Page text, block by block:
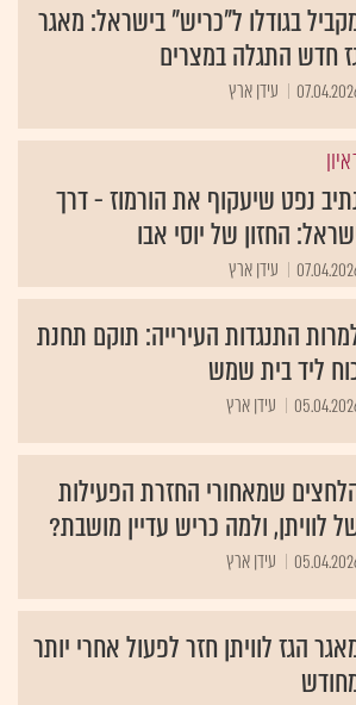
בגודלו ל"כריש" בישראל: מאגר
חדש התגלה במצרים
עידן ארץ
נפט שיעקוף את הורמוז - דרך
החזון של יוסי אבו
עידן ארץ
התנגדות העירייה: תוקם תחנת
ליד בית שמש
עידן ארץ
שמאחורי החזרת הפעילות
לוויתן, ולמה כריש עדיין מושבת?
עידן ארץ
הגז לוויתן חזר לפעול אחרי יותר